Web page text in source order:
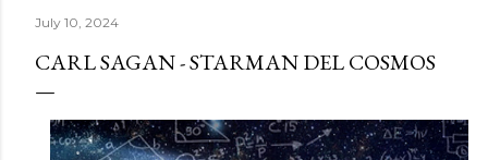
July 10, 2024
CARL SAGAN - STARMAN DEL COSMOS